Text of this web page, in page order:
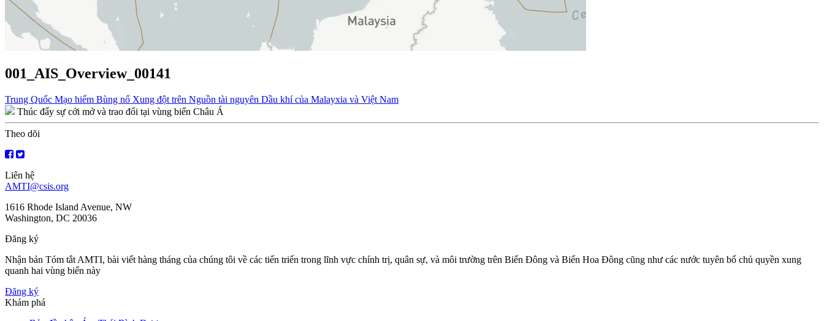
001_AIS_Overview_00141
Điều
hướng
bài
viết
Trung Quốc Mạo hiểm Bùng nổ Xung đột trên Nguồn tài nguyên Dầu khí của Malayxia và Việt Nam
Thúc đẩy sự cởi mở và trao đổi tại vùng biển Châu Á
Theo dõi
Liên hệ
AMTI@csis.org
1616 Rhode Island Avenue, NW
Washington, DC 20036
Đăng ký
Nhận bản Tóm tắt AMTI, bài viết hàng tháng của chúng tôi về các tiến triển trong lĩnh vực chính trị, quân sự, và môi trường trên Biển Đông và Biển Hoa Đông cũng như các nước tuyên bố chủ quyền xung
quanh hai vùng biển này
Đăng ký
Khám phá